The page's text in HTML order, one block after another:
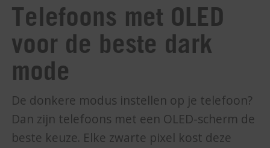
Telefoons met OLED
voor de beste dark
mode
De donkere modus instellen op je telefoon?
Dan zijn telefoons met een OLED-scherm de
beste keuze. Elke zwarte pixel kost deze